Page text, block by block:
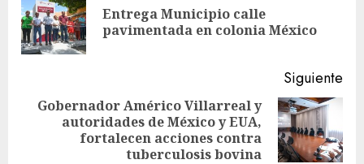
Entrega Municipio calle
pavimentada en colonia México
Siguiente
Siguiente
Gobernador Américo Villarreal y
autoridades de México y EUA,
fortalecen acciones contra
tuberculosis bovina